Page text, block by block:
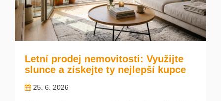
Letní prodej nemovitosti: Využijte
slunce a získejte ty nejlepší kupce
25. 6. 2026